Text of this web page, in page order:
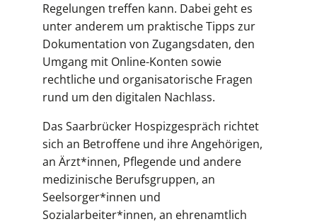
Regelungen treffen kann. Dabei geht es
unter anderem um praktische Tipps zur
Dokumentation von Zugangsdaten, den
Umgang mit Online-Konten sowie
rechtliche und organisatorische Fragen
rund um den digitalen Nachlass.
Das Saarbrücker Hospizgespräch richtet
sich an Betroffene und ihre Angehörigen,
an Ärzt*innen, Pflegende und andere
medizinische Berufsgruppen, an
Seelsorger*innen und
Sozialarbeiter*innen, an ehrenamtlich